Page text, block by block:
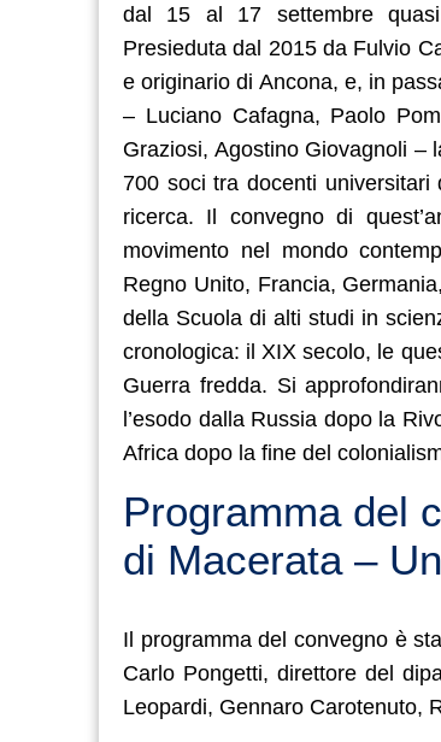
dal 15 al 17 settembre quasi
Presieduta dal 2015 da Fulvio
e originario di Ancona, e, in
– Luciano Cafagna, Paolo
Graziosi, Agostino Giovagnoli –
700 soci tra docenti
ricerca. Il convegno di
movimento nel mondo
Regno Unito, Francia,
della Scuola di alti studi in
cronologica: il XIX secolo, le
Guerra fredda. Si
l’esodo dalla Russia dopo la
Africa dopo la fine del
Programma del
di Macerata –
Il programma del convegno è
Carlo Pongetti, direttore del
Leopardi, Gennaro Carotenuto,